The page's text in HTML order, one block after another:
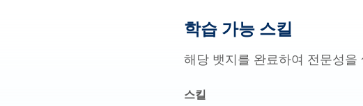
학습 가능 스킬
해당 뱃지를 완료하여 전문성을
스킬